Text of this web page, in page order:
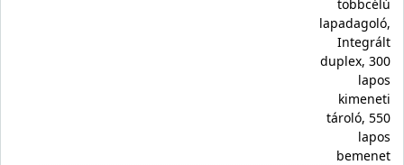
többcélú
lapadagoló,
Integrált
duplex, 300
lapos
kimeneti
tároló, 550
lapos
bemenet